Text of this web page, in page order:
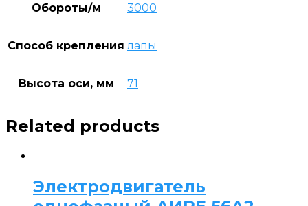
Обороты/м 3000
Способ крепления лапы
Высота оси, мм 71
Related products
Электродвигатель